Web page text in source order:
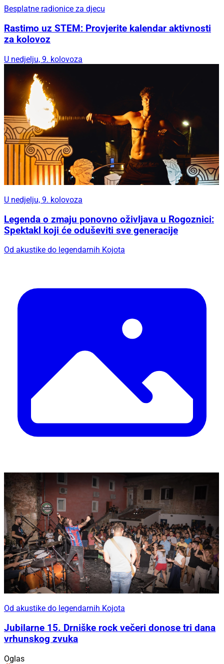
Besplatne radionice za djecu
Rastimo uz STEM: Provjerite kalendar aktivnosti
za kolovoz
U nedjelju, 9. kolovoza
U nedjelju, 9. kolovoza
Legenda o zmaju ponovno oživljava u Rogoznici:
Spektakl koji će oduševiti sve generacije
Od akustike do legendarnih Kojota
Od akustike do legendarnih Kojota
Jubilarne 15. Drniške rock večeri donose tri dana
vrhunskog zvuka
Oglas